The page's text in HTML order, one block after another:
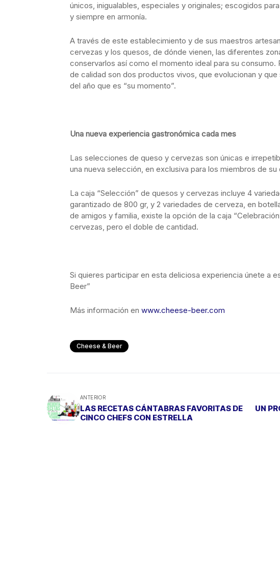
únicos, inigualables, especiales y originales; escogidos
y siempre en armonía.
A través de este establecimiento y de sus maestros
cervezas y los quesos, de dónde vienen, las diferentes
conservarlos así como el momento ideal para su
de calidad son dos productos vivos, que evolucionan y
del año que es “su momento”.
Una nueva experiencia gastronómica cada mes
Las selecciones de queso y cervezas son únicas e
una nueva selección, en exclusiva para los miembros de su
La caja “Selección” de quesos y cervezas incluye 4
garantizado de 800 gr, y 2 variedades de cerveza, en
de amigos y familia, existe la opción de la caja
cervezas, pero el doble de cantidad.
Si quieres participar en esta deliciosa experiencia únete a
Beer”
Más información en www.cheese-beer.com
Cheese & Beer
ANTERIOR
LAS RECETAS CÁNTABRAS FAVORITAS DE
CINCO CHEFS CON ESTRELLA
UN